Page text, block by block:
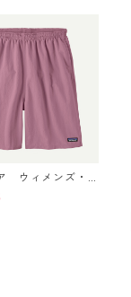
ウィメンズ・
Light Vio
Patagonia Wom
Longs 日本